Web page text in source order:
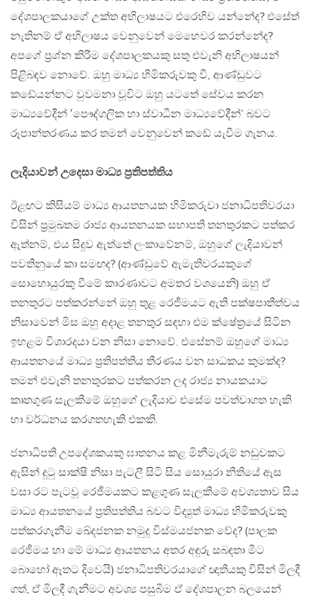
දේශපාලකයාගේ උක්ත අභිලාෂයට එරෙහිව යන්නේද? එසේත්
නැතිනම් ඒ අභිලාෂය වෙනුවෙන් මෙහෙවර කරන්නේද?
අපගේ ප්‍රශ්න කිරීම දේශපාලකයකු සතු එවැනි අභිලාෂයන්
පිළිබඳව නොවේ. ඔහු මාධ්‍ය හිමිකරුවකු වී, ආණ්ඩුවට
කඩේයන්නට වුවමනා වූවිට ඔහු යටතේ සේවය කරන
මාධ්‍යවේදීන් ‛පෞද්ගලික හා ස්වාධීන මාධ්‍යවේදීන්’ බවට
රූපාන්තරණය කර තමන් වෙනුවෙන් කඩේ යැවීම ගැනය.
ලැදියාවන් උදෙසා මාධ්‍ය ප්‍රතිපත්තිය
ඊළඟට කිසියම් මාධ්‍ය ආයතනයක හිමිකරුවා ජනාධිපතිවරයා
විසින් ප්‍රමුඛතම රාජ්‍ය ආයතනයක සභාපති තනතුරකට පත්කර
ඇත්නම්, එය සිදුව ඇත්තේ ලංකාවේනම්, ඔහුගේ ලැදියාවන්
පවතිනුයේ කා සමඟද? (ආණ්ඩුවේ ඇමැතිවරයකුගේ
සොහොයුරකු වීමේ කාරණාවට අමතර වශයෙනි) ඔහු ඒ
තනතුරට පත්කරන්නේ ඔහු තුළ රෙජීමයට ඇති පක්ෂපාතීත්වය
නිසාවෙන් මිස ඔහු අදාළ තනතුර සඳහා එම ක්ෂේත්‍රයේ සිටින
ඉහළම විශාරදයා වන නිසා නොවේ. එසේනම් ඔහුගේ මාධ්‍ය
ආයතනයේ මාධ්‍ය ප්‍රතිපත්තිය තීරණය වන සාධකය කුමක්ද?
තමන් එවැනි තනතුරකට පත්කරන ලද රාජ්‍ය නායකයාට
කෘතගුණ සැලකීමේ ඔහුගේ ලැදියාව එසේම පවත්වාගත හැකි
හා වර්ධනය කරගතහැකි එකකි.
ජනාධිපති උපදේශකයකු ඝාතනය කළ මිනීමැරුම් නඩුවකට
ඇසින් දුටු සාක්ෂි නිසා පැටලී සිටි සිය සොයුරා නීතියේ ඇස
වසා රට පැටවූ රෙජීමයකට කළගුණ සැලකීමේ අවශ්‍යතාව සිය
මාධ්‍ය ආයතනයේ ප්‍රතිපත්තිය බවට විද්‍යුත් මාධ්‍ය හිමිකරුවකු
පත්කරගැනීම ඛේදජනක නමුදු විස්මයජනක වේද? (පාලක
රෙජීමය හා මේ මාධ්‍ය ආයතනය අතර අඳුරු සබඳතා මීට
බොහෝ ඈතට දිවෙයි) ජනාධිපතිවරයාගේ ඥාතියකු විසින් මිලදී
ගත්, ඒ මිලදී ගැනීමට අවශ්‍ය පසුබිම ඒ දේශපාලන බලයෙන්